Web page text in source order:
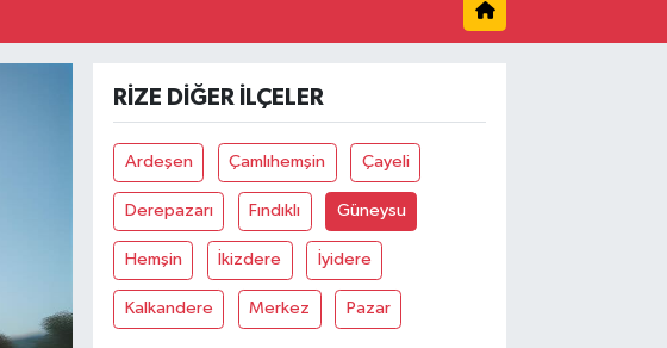
G.ALTIN
BİST100
14.598,00
%0
RIZE DIĞER İLÇELER
Ardeşen Çamlıhemşin Çayeli
Derepazarı Fındıklı Güneysu
Hemşin İkizdere İyidere
Kalkandere Merkez Pazar